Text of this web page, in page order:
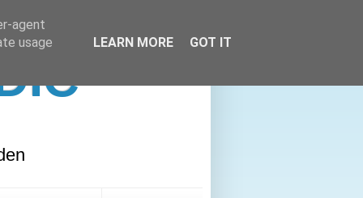
agent
usage
LEARN MORE GOT IT